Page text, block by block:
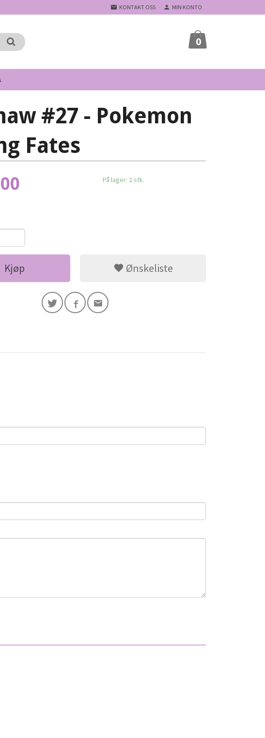
KONTAKT OSS MIN KONTO
0
#27 - Pokemon
Fates
På lager: 2 stk.
Kjøp Ønskeliste